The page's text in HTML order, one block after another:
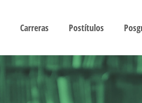
Carreras Postítulos